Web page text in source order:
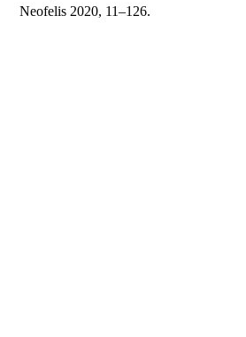
Neofelis 2020, 11–126.